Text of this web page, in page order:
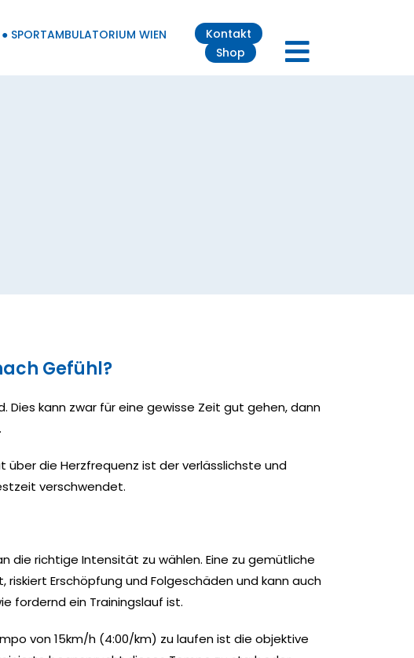
● SPORTAMBULATORIUM WIEN
Kontakt
Shop
Gefühl?
Dies kann zwar für eine gewisse Zeit gut gehen, dann
die Herzfrequenz ist der verlässlichste und
verschwendet.
die richtige Intensität zu wählen. Eine zu gemütliche
Erschöpfung und Folgeschäden und kann auch
fordernd ein Trainingslauf ist.
von 15km/h (4:00/km) zu laufen ist die objektive